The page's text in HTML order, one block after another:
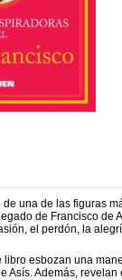
una de las figuras
de Francisco
el perdón, la
libro esbozan una
Asís. Además,